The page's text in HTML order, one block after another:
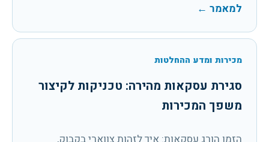
למאמר ←
מכירות ומדע ההחלטות
סגירת עסקאות מהירה: טכניקות לקיצור
משפך המכירות